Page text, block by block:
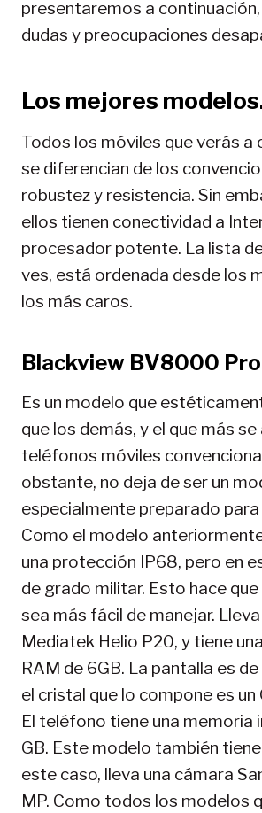
presentaremos a
dudas y preocupaciones
Los mejores
Todos los móviles que verás a
se diferencian de los
robustez y resistencia. Sin
ellos tienen conectividad a
procesador potente. La lista
ves, está ordenada desde los
los más caros.
Blackview BV8000 Pro
Es un modelo que
que los demás, y el que más
teléfonos móviles
obstante, no deja de ser un
especialmente preparado
Como el modelo
una protección IP68, pero en
de grado militar. Esto hace
sea más fácil de manejar.
Mediatek Helio P20, y tiene
RAM de 6GB. La pantalla es
el cristal que lo compone es un
El teléfono tiene una memoria
GB. Este modelo también
este caso, lleva una cámara
MP. Como todos los modelos